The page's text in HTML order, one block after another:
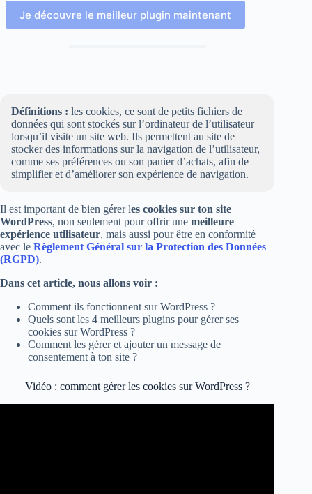
Je découvre le meilleur plugin maintenant
Définitions : les cookies, ce sont de petits fichiers de
données qui sont stockés sur l’ordinateur de l’utilisateur
lorsqu’il visite un site web. Ils permettent au site de
stocker des informations sur la navigation de l’utilisateur,
comme ses préférences ou son panier d’achats, afin de
simplifier et d’améliorer son expérience de navigation.
Il est important de bien gérer les cookies sur ton site
WordPress, non seulement pour offrir une meilleure
expérience utilisateur, mais aussi pour être en conformité
avec le Règlement Général sur la Protection des Données
(RGPD).
Dans cet article, nous allons voir :
Comment ils fonctionnent sur WordPress ?
Quels sont les 4 meilleurs plugins pour gérer ses
cookies sur WordPress ?
Comment les gérer et ajouter un message de
consentement à ton site ?
Vidéo : comment gérer les cookies sur WordPress ?